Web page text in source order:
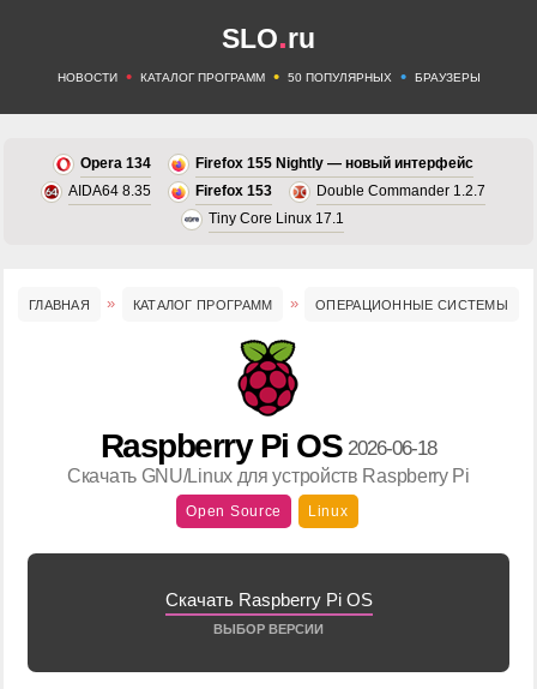
SLO.ru
НОВОСТИ • КАТАЛОГ ПРОГРАММ • 50 ПОПУЛЯРНЫХ • БРАУЗЕРЫ
Opera 134
Firefox 155 Nightly — новый интерфейс
AIDA64 8.35
Firefox 153
Double Commander 1.2.7
Tiny Core Linux 17.1
ГЛАВНАЯ КАТАЛОГ ПРОГРАММ ОПЕРАЦИОННЫЕ СИСТЕМЫ
Raspberry Pi OS 2026-06-18
Скачать GNU/Linux для устройств Raspberry Pi
Open Source Linux
Скачать Raspberry Pi OS
ВЫБОР ВЕРСИИ